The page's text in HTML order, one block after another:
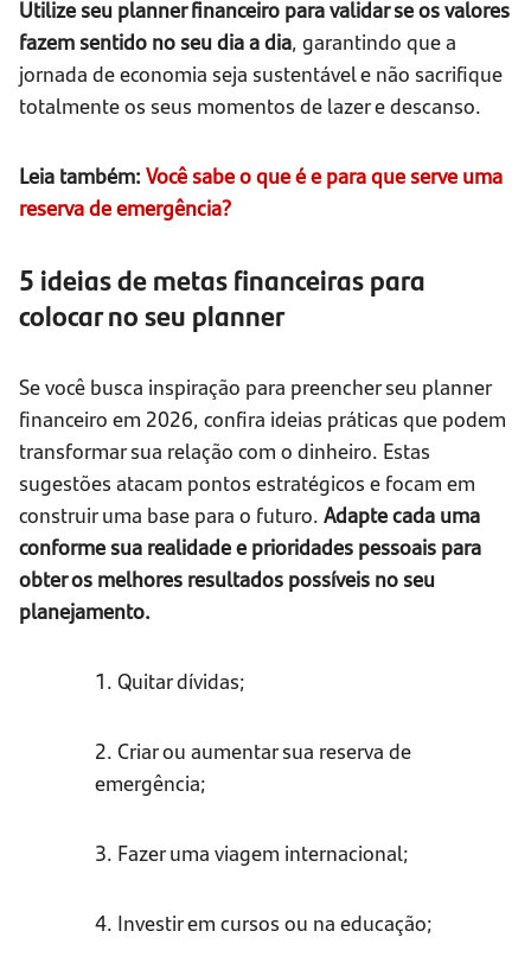
Utilize seu planner financeiro para validar se os valores
fazem sentido no seu dia a dia, garantindo que a
jornada de economia seja sustentável e não sacrifique
totalmente os seus momentos de lazer e descanso.
Leia também: Você sabe o que é e para que serve uma
reserva de emergência?
5 ideias de metas financeiras para
colocar no seu planner
Se você busca inspiração para preencher seu planner
financeiro em 2026, confira ideias práticas que podem
transformar sua relação com o dinheiro. Estas
sugestões atacam pontos estratégicos e focam em
construir uma base para o futuro. Adapte cada uma
conforme sua realidade e prioridades pessoais para
obter os melhores resultados possíveis no seu
planejamento.
1. Quitar dívidas;
2. Criar ou aumentar sua reserva de
emergência;
3. Fazer uma viagem internacional;
4. Investir em cursos ou na educação;